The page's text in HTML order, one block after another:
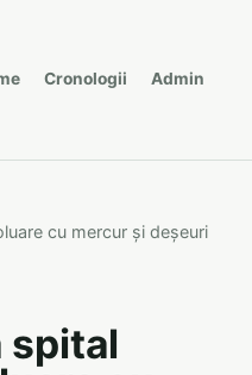
Cronologii Admin
cu mercur și deșeuri
spital